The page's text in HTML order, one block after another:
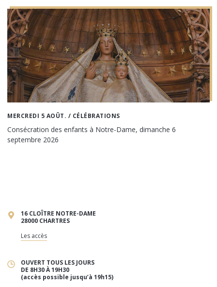
MERCREDI 5 AOÛT. / CÉLÉBRATIONS
Consécration des enfants à Notre-Dame, dimanche 6
septembre 2026
16 CLOÎTRE NOTRE-DAME
28000 CHARTRES
Les accès
OUVERT TOUS LES JOURS
DE 8H30 À 19H30
(accès possible jusqu’à 19h15)